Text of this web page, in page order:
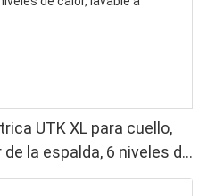
UTK XL para cuello,
la espalda, 6 niveles de